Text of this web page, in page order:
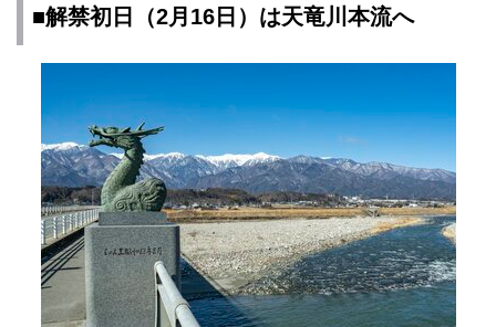
■解禁初日（2月16日）は天竜川 本流へ